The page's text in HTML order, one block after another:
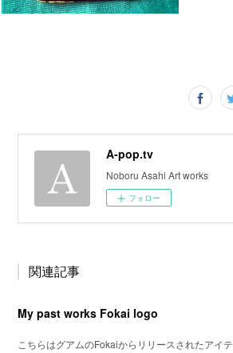
A-pop.tv
Noboru Asahi Art works
フォロー
関連記事
My past works Fokai logo
こちらはグアムのFokaiからリリースされたアイテ